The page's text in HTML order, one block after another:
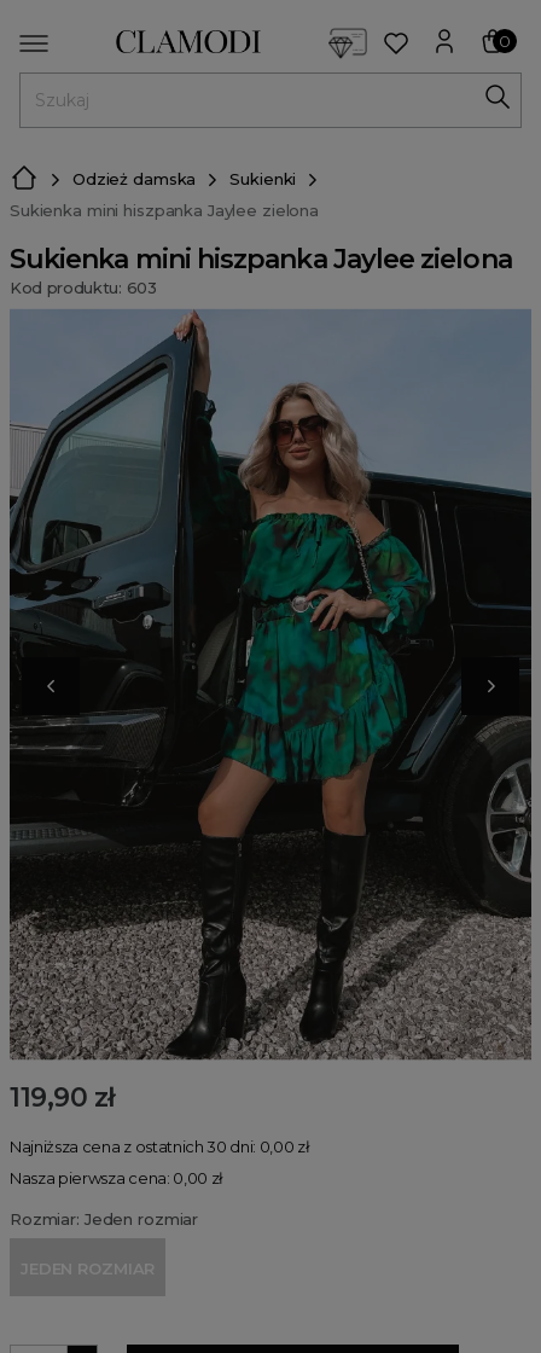
0
Odzież damska
Sukienki
Sukienka mini hiszpanka Jaylee zielona
Sukienka mini hiszpanka Jaylee zielona
Kod produktu: 603
119,90 zł
Najniższa cena z ostatnich 30 dni: 0,00 zł
Nasza pierwsza cena: 0,00 zł
Rozmiar: Jeden rozmiar
JEDEN ROZMIAR